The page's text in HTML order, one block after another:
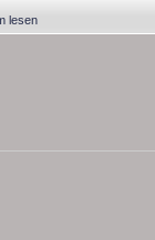
lesen